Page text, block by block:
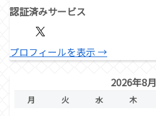
認証済みサービス
プロフィールを表示 →
2026年8月
月 火 水 木